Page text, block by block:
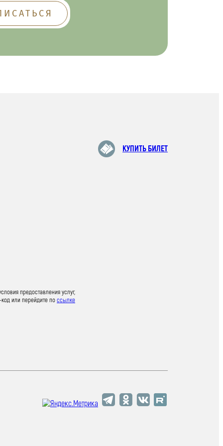
КУПИТЬ БИЛЕТ
предоставления услуг,
код или перейдите поссылке